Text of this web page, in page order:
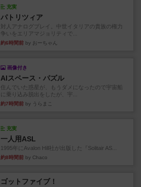
充実
パトリツィア
対人アナログプレイ。中世イタリアの貴族の権力
争いをエリアマジョリティで...
約6時間前 by おーちゃん
画像付き
AIスペース・パズル
住んでいた惑星が、もうダメになったので宇宙船
に乗り込み脱出をしたが、宇...
約7時間前 by うらまこ
充実
一人用ASL
1995年にAvalon Hill社が出版した『Solitair AS...
約8時間前 by Chaco
ゴットファイブ！